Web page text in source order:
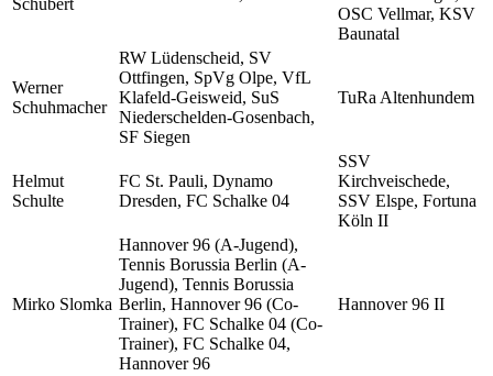
Schubert
OSC Vellmar, KSV
Baunatal
Werner
Schuhmacher
RW Lüdenscheid, SV
Ottfingen, SpVg Olpe, VfL
Klafeld-Geisweid, SuS
Niederschelden-Gosenbach,
SF Siegen
TuRa Altenhundem
Helmut
Schulte
FC St. Pauli, Dynamo
Dresden, FC Schalke 04
SSV
Kirchveischede,
SSV Elspe, Fortuna
Köln II
Mirko Slomka
Hannover 96 (A-Jugend),
Tennis Borussia Berlin (A-
Jugend), Tennis Borussia
Berlin, Hannover 96 (Co-
Trainer), FC Schalke 04 (Co-
Trainer), FC Schalke 04,
Hannover 96
Hannover 96 II